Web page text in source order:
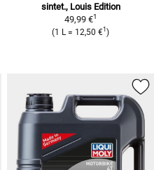
sintet., Louis Edition
49,99 €1
(1 L = 12,50 €1 )